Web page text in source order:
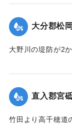
｜固有コード:
大分郡松
大野川の堤防が2
｜固有コード:
直入郡宮
竹田より高千穂道